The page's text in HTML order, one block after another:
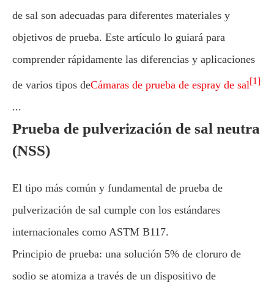
de sal son adecuadas para diferentes materiales y
objetivos de prueba. Este artículo lo guiará para
comprender rápidamente las diferencias y aplicaciones
de varios tipos deCámaras de prueba de espray de sal[1]
...
Prueba de pulverización de sal neutra
(NSS)
El tipo más común y fundamental de prueba de
pulverización de sal cumple con los estándares
internacionales como ASTM B117.
Principio de prueba: una solución 5% de cloruro de
sodio se atomiza a través de un dispositivo de